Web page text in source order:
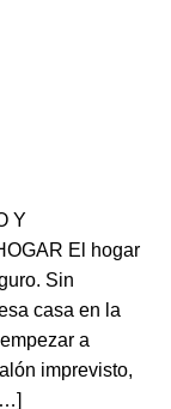
Y
El hogar
Sin
casa en la
a
imprevisto,